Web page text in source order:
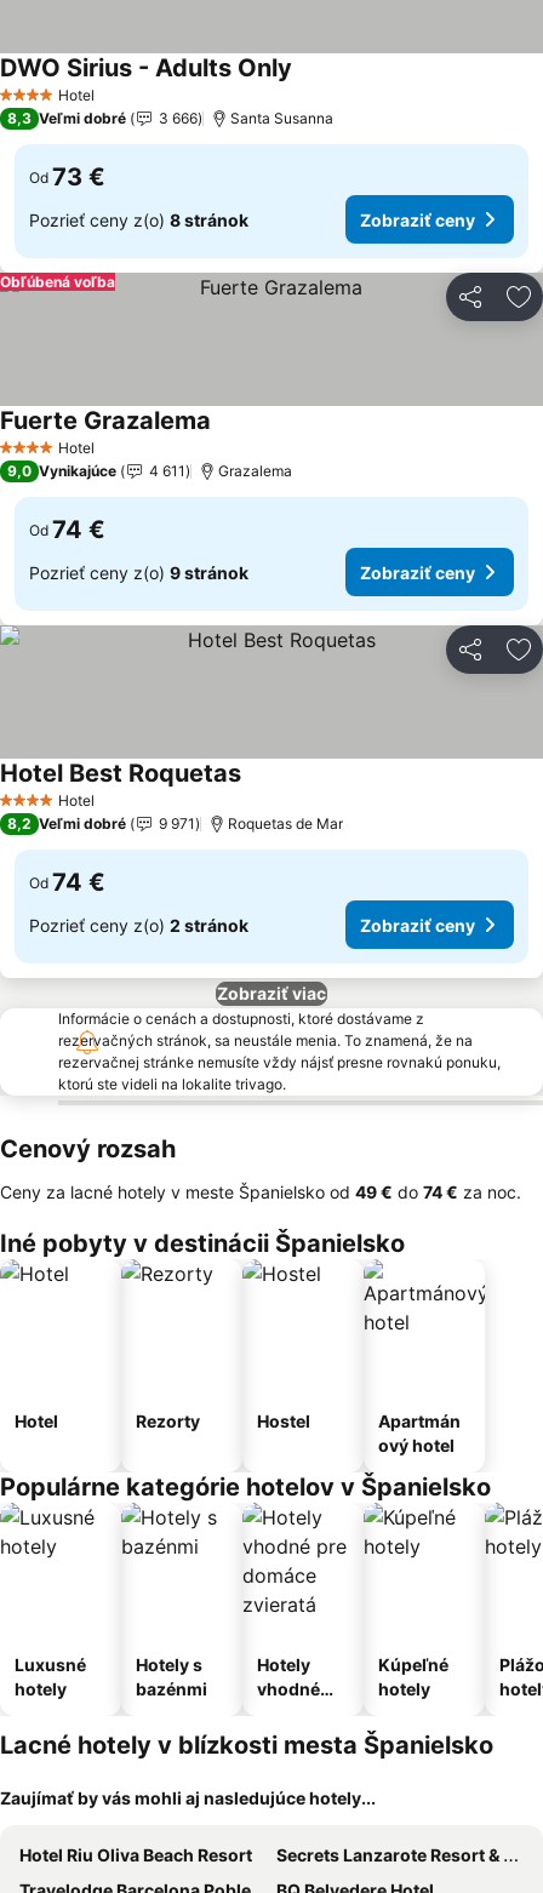
4 Počet hviezdičiek
Hotel
DWO Sirius - Adults Only
8,3 Veľmi dobré 3 666 Santa Susanna
Od 73 €
Pozrieť ceny z(o) 8 stránok Zobraziť ceny
Zdieľať
Obľúbená voľba
4 Počet hviezdičiek
Hotel
Fuerte Grazalema
9,0 Vynikajúce 4 611 Grazalema
Od 74 €
Pozrieť ceny z(o) 9 stránok Zobraziť ceny
Zdieľať
4 Počet hviezdičiek
Hotel
Hotel Best Roquetas
8,2 Veľmi dobré 9 971 Roquetas de Mar
Od 74 €
Pozrieť ceny z(o) 2 stránok Zobraziť ceny
Zobraziť viac
Informácie o cenách a dostupnosti, ktoré dostávame z
rezervačných stránok, sa neustále menia. To znamená, že na
rezervačnej stránke nemusíte vždy nájsť presne rovnakú ponuku,
ktorú ste videli na lokalite trivago.
Cenový rozsah
Ceny za lacné hotely v meste Španielsko od ‎49 € do ‎74 € za noc.
Iné pobyty v destinácii Španielsko
Hotel Rezorty Hostel
Apartmán
ový hotel
Populárne kategórie hotelov v Španielsko
Luxusné
hotely
Hotely s
bazénmi
Hotely
vhodné
domáce
zvieratá
Kúpeľné
hotely
Lacné hotely v blízkosti mesta Španielsko
Zaujímať by vás mohli aj nasledujúce hotely...
Hotel Riu Oliva Beach Resort
Secrets Lanzarote Resort & Spa